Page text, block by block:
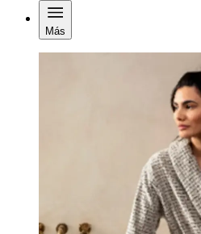
Más